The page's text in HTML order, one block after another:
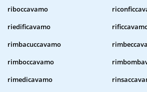
riboccavamo
riedificavamo
rimbacuccavamo
rimboccavamo
rimedicavamo